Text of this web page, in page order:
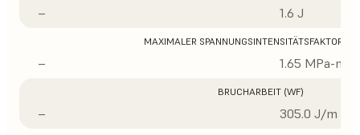
– 1.6 J
MAXIMALER SPANNUNGSINTENSITÄTSFAKTOR
– 1.65 MPa-m1/
BRUCHARBEIT (WF)
– 305.0 J/m